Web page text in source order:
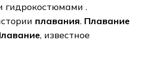
гидрокостюмами .
плавания. Плавание
, известное